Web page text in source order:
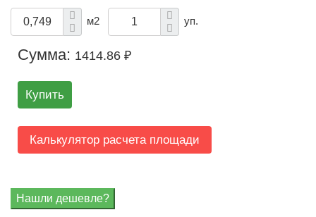
м2 уп.
Сумма: 1414.86 ₽
Купить
Калькулятор расчета площади